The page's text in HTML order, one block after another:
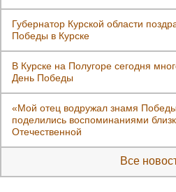
Губернатор Курской области
Победы в Курске
В Курске на Полугоре сегодня
День Победы
«Мой отец водружал знамя
поделились воспоминаниями
Отечественной
Все